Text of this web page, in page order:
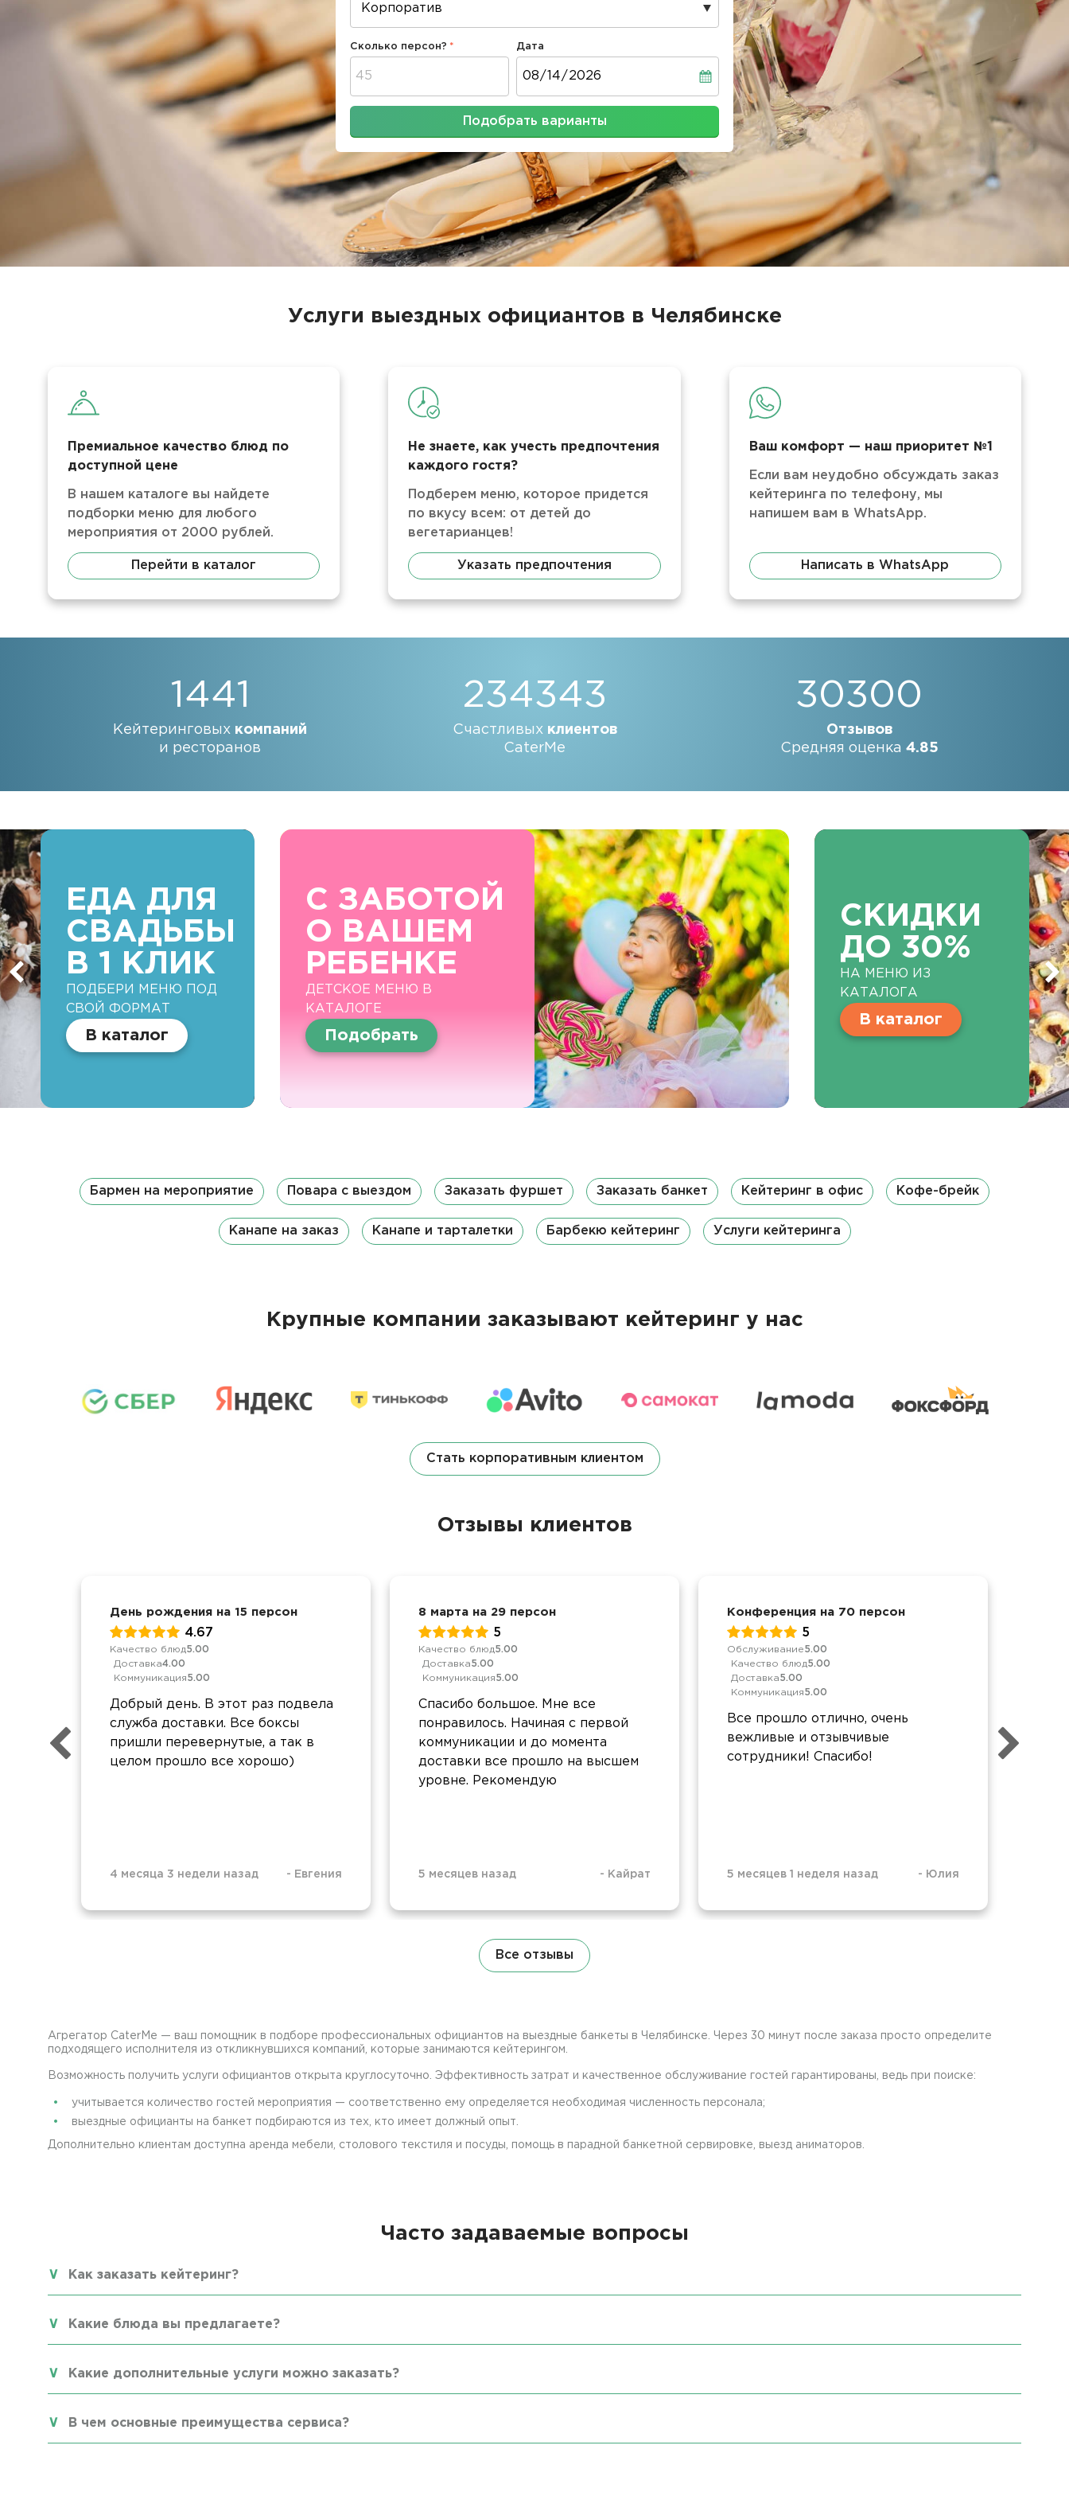
Сколько персон? Дата
Подобрать варианты
Услуги выездных официантов в Челябинске
Премиальное качество блюд по
доступной цене
В нашем каталоге вы найдете
подборки меню для любого
мероприятия от 2000 рублей.
Перейти в каталог
Не знаете, как учесть предпочтения
каждого гостя?
Подберем меню, которое придется
по вкусу всем: от детей до
вегетарианцев!
Указать предпочтения
Ваш комфорт — наш приоритет №1
Если вам неудобно обсуждать заказ
кейтеринга по телефону, мы
напишем вам в WhatsApp.
Написать в WhatsApp
1441
Кейтеринговых компаний
и ресторанов
234343
Счастливых клиентов
CaterMe
30300
Отзывов
Средняя оценка 4.85
ЕДА ДЛЯ
СВАДЬБЫ
В 1 КЛИК
ПОДБЕРИ МЕНЮ ПОД
СВОЙ ФОРМАТ
В каталог
С ЗАБОТОЙ
О ВАШЕМ
РЕБЕНКЕ
ДЕТСКОЕ МЕНЮ В
КАТАЛОГЕ
Подобрать
СКИДКИ
ДО 30%
НА МЕНЮ ИЗ
КАТАЛОГА
В каталог
Бармен на мероприятие Повара с выездом Заказать фуршет Заказать банкет Кейтеринг в офис Кофе-брейк
Канапе на заказ Канапе и тарталетки Барбекю кейтеринг Услуги кейтеринга
Крупные компании заказывают кейтеринг у нас
Стать корпоративным клиентом
Отзывы клиентов
День рождения на 15 персон
4.67
Качество блюд5.00
Доставка4.00
Коммуникация5.00
Добрый день. В этот раз подвела
служба доставки. Все боксы
пришли перевернутые, а так в
целом прошло все хорошо)
4 месяца 3 недели назад - Евгения
8 марта на 29 персон
5
Качество блюд5.00
Доставка5.00
Коммуникация5.00
Спасибо большое. Мне все
понравилось. Начиная с первой
коммуникации и до момента
доставки все прошло на высшем
уровне. Рекомендую
5 месяцев назад - Кайрат
Конференция на 70 персон
5
Обслуживание5.00
Качество блюд5.00
Доставка5.00
Коммуникация5.00
Все прошло отлично, очень
вежливые и отзывчивые
сотрудники! Спасибо!
5 месяцев 1 неделя назад - Юлия
Все отзывы
Агрегатор CaterMe — ваш помощник в подборе профессиональных официантов на выездные банкеты в Челябинске. Через 30 минут после заказа просто определите
подходящего исполнителя из откликнувшихся компаний, которые занимаются кейтерингом.
Возможность получить услуги официантов открыта круглосуточно. Эффективность затрат и качественное обслуживание гостей гарантированы, ведь при поиске:
учитывается количество гостей мероприятия — соответственно ему определяется необходимая численность персонала;
выездные официанты на банкет подбираются из тех, кто имеет должный опыт.
Дополнительно клиентам доступна аренда мебели, столового текстиля и посуды, помощь в парадной банкетной сервировке, выезд аниматоров.
Часто задаваемые вопросы
Как заказать кейтеринг?
Какие блюда вы предлагаете?
Какие дополнительные услуги можно заказать?
В чем основные преимущества сервиса?